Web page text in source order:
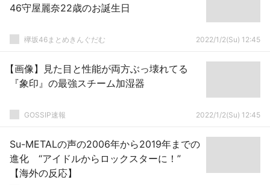
46守屋麗奈22歳のお誕生日
欅坂46まとめきんぐだむ 2022/1/2(Su) 12:45
【画像】見た目と性能が両方ぶっ壊れてる
『象印』の最強スチーム加湿器
GOSSIP速報 2022/1/2(Su) 12:45
Su-METALの声の2006年から2019年までの
進化 “アイドルからロックスターに！”
【海外の反応】